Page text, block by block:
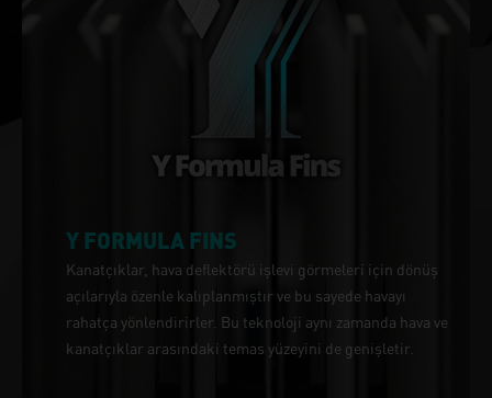
Y FORMULA FINS
Kanatçıklar, hava deflektörü işlevi görmeleri için dönüş
açılarıyla özenle kalıplanmıştır ve bu sayede havayı
rahatça yönlendirirler. Bu teknoloji aynı zamanda hava ve
kanatçıklar arasındaki temas yüzeyini de genişletir.